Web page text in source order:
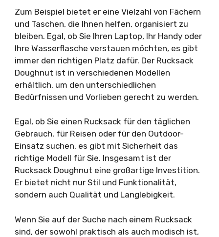
Zum Beispiel bietet er eine Vielzahl von Fächern
und Taschen, die Ihnen helfen, organisiert zu
bleiben. Egal, ob Sie Ihren Laptop, Ihr Handy oder
Ihre Wasserflasche verstauen möchten, es gibt
immer den richtigen Platz dafür. Der Rucksack
Doughnut ist in verschiedenen Modellen
erhältlich, um den unterschiedlichen
Bedürfnissen und Vorlieben gerecht zu werden.
Egal, ob Sie einen Rucksack für den täglichen
Gebrauch, für Reisen oder für den Outdoor-
Einsatz suchen, es gibt mit Sicherheit das
richtige Modell für Sie. Insgesamt ist der
Rucksack Doughnut eine großartige Investition.
Er bietet nicht nur Stil und Funktionalität,
sondern auch Qualität und Langlebigkeit.
Wenn Sie auf der Suche nach einem Rucksack
sind, der sowohl praktisch als auch modisch ist,